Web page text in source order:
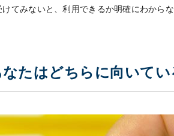
てみないと、利用できるか明確にわから
たはどちらに向いてい